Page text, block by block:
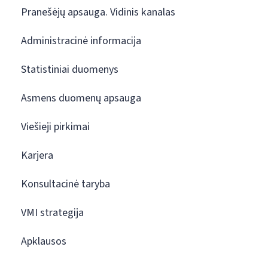
Pranešėjų apsauga. Vidinis kanalas
Administracinė informacija
Statistiniai duomenys
Asmens duomenų apsauga
Viešieji pirkimai
Karjera
Konsultacinė taryba
VMI strategija
Apklausos